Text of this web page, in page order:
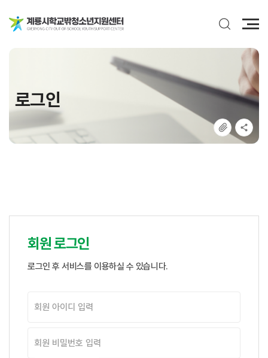
체
메
뉴
로그인
회원 로그인
로그인 후 서비스를 이용하실 수 있습니다.